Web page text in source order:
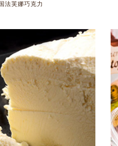
法芙娜巧克力